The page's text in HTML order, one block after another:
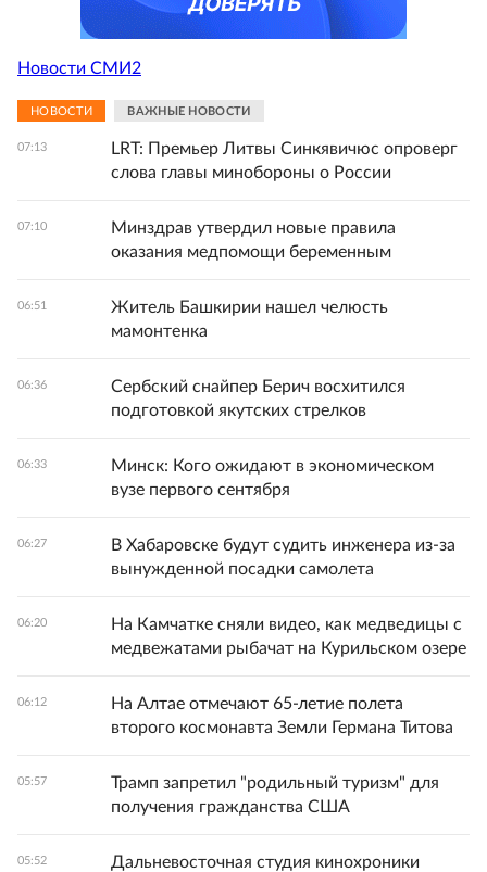
Новости СМИ2
НОВОСТИ ВАЖНЫЕ НОВОСТИ
07:13
LRT: Премьер Литвы Синкявичюс опроверг
слова главы минобороны о России
07:10
Минздрав утвердил новые правила
оказания медпомощи беременным
06:51
Житель Башкирии нашел челюсть
мамонтенка
06:36
Сербский снайпер Берич восхитился
подготовкой якутских стрелков
06:33
Минск: Кого ожидают в экономическом
вузе первого сентября
06:27
В Хабаровске будут судить инженера из-за
вынужденной посадки самолета
06:20
На Камчатке сняли видео, как медведицы с
медвежатами рыбачат на Курильском озере
06:12
На Алтае отмечают 65-летие полета
второго космонавта Земли Германа Титова
05:57
Трамп запретил "родильный туризм" для
получения гражданства США
05:52
Дальневосточная студия кинохроники